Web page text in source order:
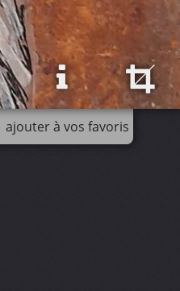
ajouter à vos favoris